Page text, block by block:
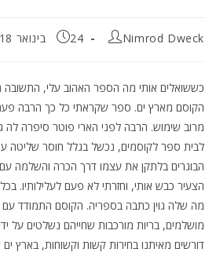
מחבר:
Nimrod Dweck פורסם:
24 בינואר 2018
כששואלים אותי מה הספר האהוב עלי, התשובה
הקוסם מארץ ים. ספר שקראתי כל כך הרבה
מרוב שימוש. הרבה לפני הארי פוטר סיפרה לה
לבית ספר לקוסמים, נכשל בגלל חוסר שליטה
הבוגרים בלתקן את עצמו דרך הכרה והשלמה
הצעיר כבש אותי, וחזרתי לא פעם לעלילותיו.
מה שלה גוין כתבה בספריה. הקוסם התמודד
מושלמים, בריות מורכבות שחייהם נשלטים על
דורשים מאיתנו בחירות קשות וקשוחות, בארץ ים